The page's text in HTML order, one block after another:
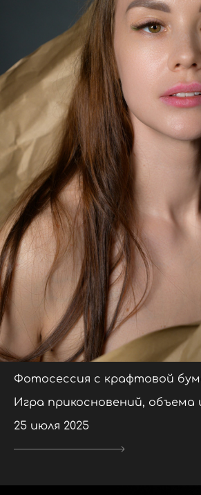
Фотосессия с крафтовой
Игра прикосновений, объема
25 июля 2025